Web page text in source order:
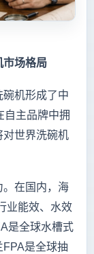
市场格局
机形成了中
自主品牌中拥
对世界洗碗机
。在国内，海
业能效、水效
是全球水槽式
是全球抽